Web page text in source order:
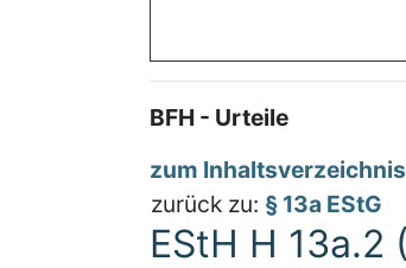
BFH - Urteile
zum Inhaltsverzeichnis
zurück zu: § 13a EStG
EStH H 13a.2